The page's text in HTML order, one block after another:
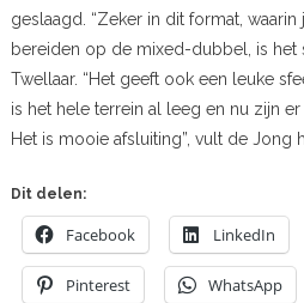
geslaagd. “Zeker in dit format,
bereiden op de mixed-dubbel, is het
Twellaar. “Het geeft ook een leuke
is het hele terrein al leeg en nu zijn
Het is mooie afsluiting”, vult de Jong
Dit delen:
Facebook LinkedIn
Pinterest WhatsApp